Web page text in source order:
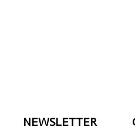
NEWSLETTER